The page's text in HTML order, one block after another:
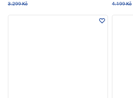
3.299 Kč 4.199 Kč